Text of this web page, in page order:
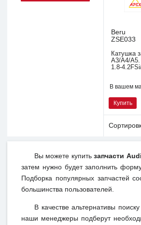
Beru
ZSE033
Катушка
A3/A4/
1.8-
В вашем
Купить
Вы можете купитьзапчасти Audi
затем нужно будет заполнить
Подборка популярных запчастей
большинства пользователей.
В качестве альтернативы
наши менеджеры подберут